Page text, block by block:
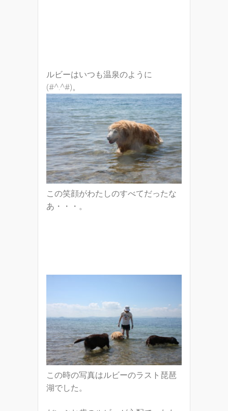
ルビーはいつも温泉のように
(#^.^#)。
この笑顔がわたしのすべてだったな
あ・・・。
この時の写真はルビーのラスト琵琶
湖でした。